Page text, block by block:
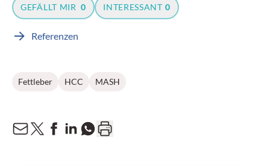
GEFÄLLT MIR 0 INTERESSANT 0
Referenzen
Fettleber HCC MASH